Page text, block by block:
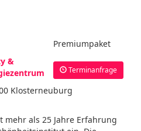
Premiumpaket
Terminanfrage
&
Klosterneuburg
als 25 Jahre Erfahrung